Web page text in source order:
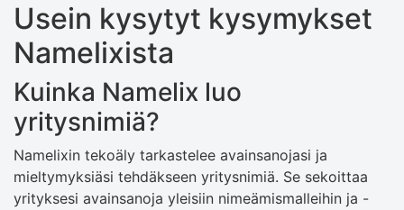
Usein kysytyt kysymykset
Namelixista
Kuinka Namelix luo
yritysnimiä?
Namelixin tekoäly tarkastelee avainsanojasi ja
mieltymyksiäsi tehdäkseen yritysnimiä. Se sekoittaa
yrityksesi avainsanoja yleisiin nimeämismalleihin ja -